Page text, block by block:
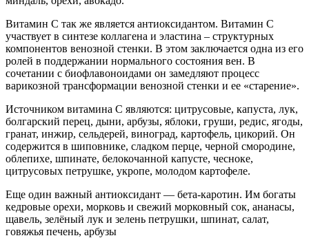
Витамин С так же является антиоксидантом. Витамин С
участвует в синтезе коллагена и эластина – структурных
компонентов венозной стенки. В этом заключается одна из его
ролей в поддержании нормального состояния вен. В
сочетании с биофлавоноидами он замедляют процесс
варикозной трансформации венозной стенки и ее «старение».
Источником витамина С являются: цитрусовые, капуста, лук,
болгарский перец, дыни, арбузы, яблоки, груши, редис, ягоды,
гранат, инжир, сельдерей, виноград, картофель, цикорий. Он
содержится в шиповнике, сладком перце, черной смородине,
облепихе, шпинате, белокочанной капусте, чесноке,
цитрусовых петрушке, укропе, молодом картофеле.
Еще один важный антиоксидант — бета-каротин. Им богаты
кедровые орехи, морковь и свежий морковный сок, ананасы,
щавель, зелёный лук и зелень петрушки, шпинат, салат,
говяжья печень, арбузы